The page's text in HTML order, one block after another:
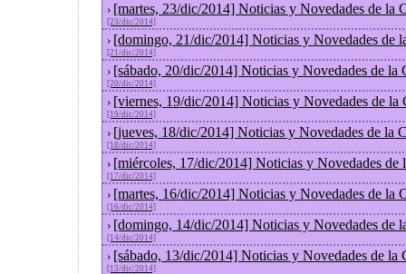
› [martes, 23/dic/2014] Noticias y Novedades de la
[23/dic/2014]
› [domingo, 21/dic/2014] Noticias y Novedades de
[21/dic/2014]
› [sábado, 20/dic/2014] Noticias y Novedades de la
[20/dic/2014]
› [viernes, 19/dic/2014] Noticias y Novedades de la
[19/dic/2014]
› [jueves, 18/dic/2014] Noticias y Novedades de la
[18/dic/2014]
› [miércoles, 17/dic/2014] Noticias y Novedades de
[17/dic/2014]
› [martes, 16/dic/2014] Noticias y Novedades de la
[16/dic/2014]
› [domingo, 14/dic/2014] Noticias y Novedades de
[14/dic/2014]
› [sábado, 13/dic/2014] Noticias y Novedades de la
[13/dic/2014]